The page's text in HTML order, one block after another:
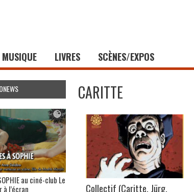
MUSIQUE LIVRES SCÈNES/EXPOS
CARITTE
Collectif (Caritte, Jürg,
au ciné-club Le
l’écran